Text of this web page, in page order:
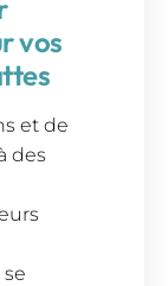
vos
et de
des